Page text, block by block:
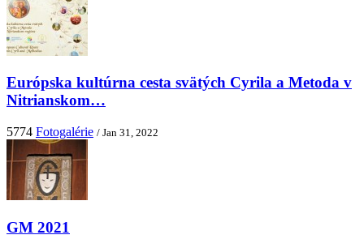
Európska kultúrna cesta svätých Cyrila a Metoda v
Nitrianskom…
5774 Fotogalérie / Jan 31, 2022
GM 2021